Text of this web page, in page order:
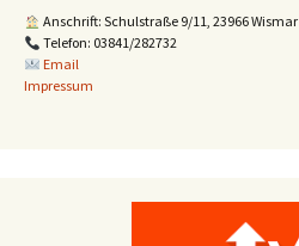
Anschrift: Schulstraße 9/11, 23966 Wismar
Telefon: 03841/282732
Email
Impressum